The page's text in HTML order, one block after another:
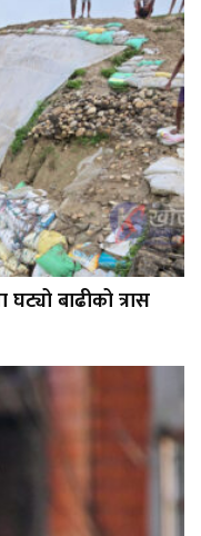
घट्यो बाढीको त्रास